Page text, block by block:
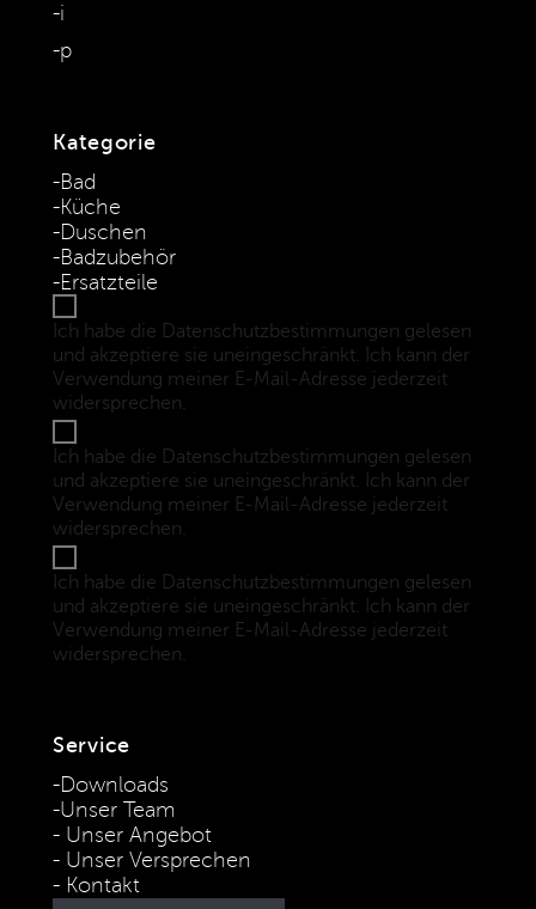
i
p
Kategorie
Bad
Küche
Duschen
Badzubehör
Ersatzteile
Ich habe die Datenschutzbestimmungen gelesen
und akzeptiere sie uneingeschränkt. Ich kann der
Verwendung meiner E-Mail-Adresse jederzeit
widersprechen.
Ich habe die Datenschutzbestimmungen gelesen
und akzeptiere sie uneingeschränkt. Ich kann der
Verwendung meiner E-Mail-Adresse jederzeit
widersprechen.
Ich habe die Datenschutzbestimmungen gelesen
und akzeptiere sie uneingeschränkt. Ich kann der
Verwendung meiner E-Mail-Adresse jederzeit
widersprechen.
Service
Downloads
Unser Team
Unser Angebot
Unser Versprechen
Kontakt